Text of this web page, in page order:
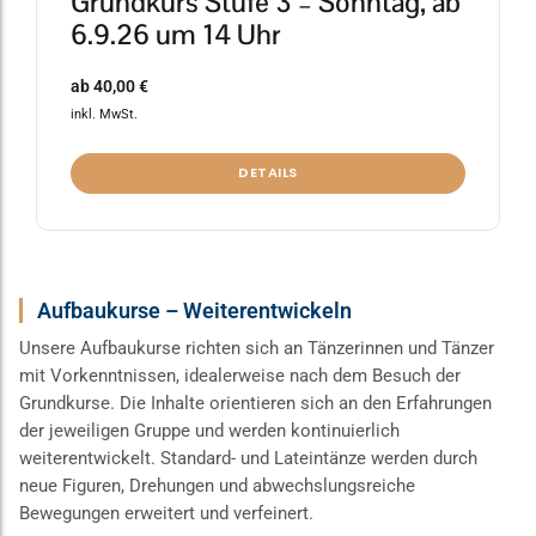
6.9.26 um 14 Uhr
ab40,00€
inkl. MwSt.
DETAILS
Aufbaukurse – Weiterentwickeln
Unsere Aufbaukurse richten sich an Tänzerinnen und Tänzer
mit Vorkenntnissen, idealerweise nach dem Besuch der
Grundkurse. Die Inhalte orientieren sich an den Erfahrungen
der jeweiligen Gruppe und werden kontinuierlich
weiterentwickelt. Standard- und Lateintänze werden durch
neue Figuren, Drehungen und abwechslungsreiche
Bewegungen erweitert und verfeinert.